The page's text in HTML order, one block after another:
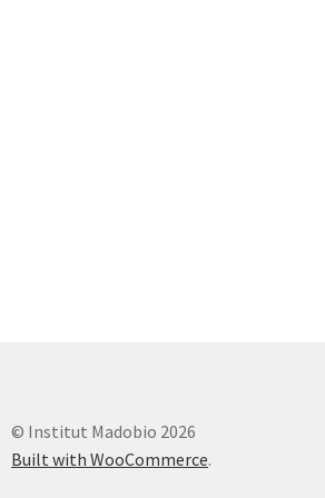
© Institut Madobio 2026
Built with WooCommerce.